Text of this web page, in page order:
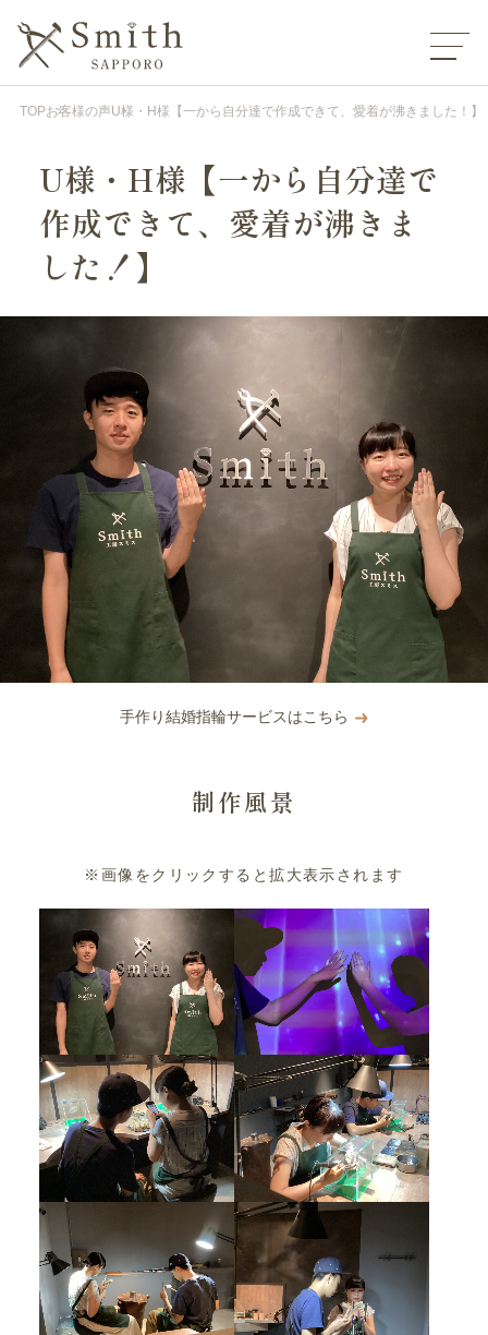
TOPお客様の声U様・H様【一から自分達で作成できて、愛着が沸きました！】
U様・H様【一から自分達で
作成できて、愛着が沸きま
した！】
手作り結婚指輪サービスはこちら
制作風景
※画像をクリックすると拡大表示されます